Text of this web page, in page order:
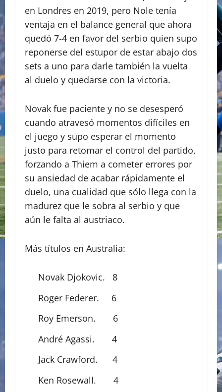
en Londres en 2019, pero Nole tenía
ventaja en el balance general que ahora
quedó 7-4 en favor del serbio quien supo
reponerse del estupor de estar abajo dos
sets a uno para darle también la vuelta
al duelo y quedarse con la victoria.
Novak fue paciente y no se desesperó
cuando atravesó momentos difíciles en
el juego y supo esperar el momento
justo para retomar el control del partido,
forzando a Thiem a cometer errores por
su ansiedad de acabar rápidamente el
duelo, una cualidad que sólo llega con la
madurez que le sobra al serbio y que
aún le falta al austriaco.
Más títulos en Australia:
Novak Djokovic. 8
Roger Federer. 6
Roy Emerson. 6
André Agassi. 4
Jack Crawford. 4
Ken Rosewall. 4